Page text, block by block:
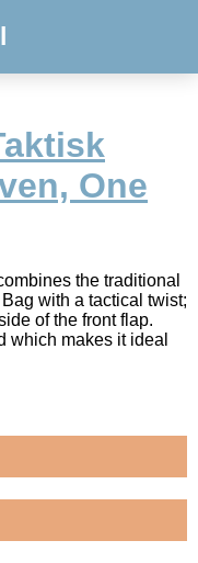
One
the traditional
with a tactical twist;
of the front flap.
which makes it ideal